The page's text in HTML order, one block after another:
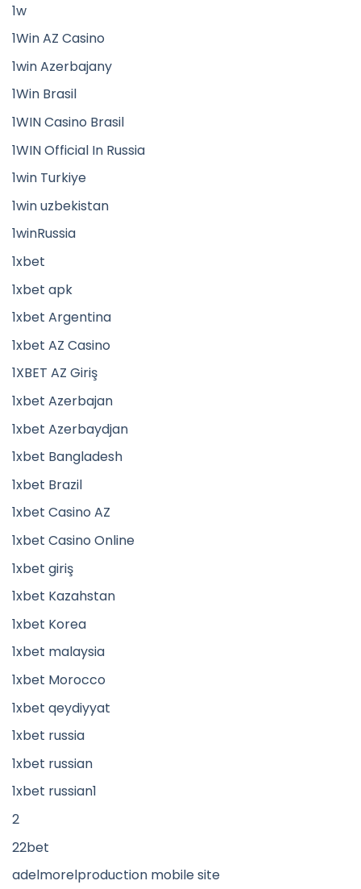
1w
1Win AZ Casino
1win Azerbajany
1Win Brasil
1WIN Casino Brasil
1WIN Official In Russia
1win Turkiye
1win uzbekistan
1winRussia
1xbet
1xbet apk
1xbet Argentina
1xbet AZ Casino
1XBET AZ Giriş
1xbet Azerbajan
1xbet Azerbaydjan
1xbet Bangladesh
1xbet Brazil
1xbet Casino AZ
1xbet Casino Online
1xbet giriş
1xbet Kazahstan
1xbet Korea
1xbet malaysia
1xbet Morocco
1xbet qeydiyyat
1xbet russia
1xbet russian
1xbet russian1
2
22bet
adelmorelproduction mobile site